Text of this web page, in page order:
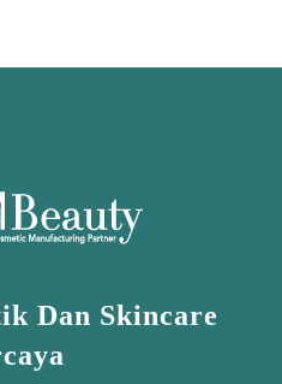
Dan Skincare